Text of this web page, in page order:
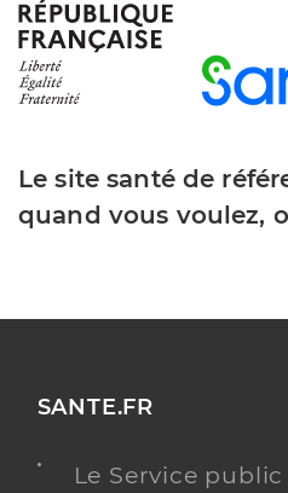
Le site santé de
quand vous voulez,
SANTE.FR
Le Service